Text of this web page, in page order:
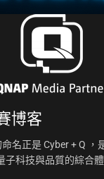
博客
名正是 Cyber + Q ，
科技與品質的綜合體